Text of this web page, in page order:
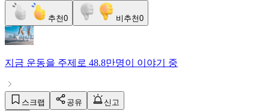
추천0 비추천0
지금 운동을 주제로 48.8만명이 이야기 중
스크랩 공유
신고